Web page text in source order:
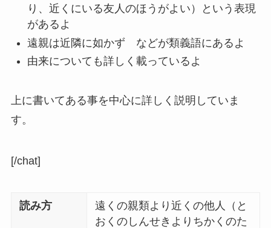
り、近くにいる友人のほうがよい）という表現
があるよ
遠親は近隣に如かず などが類義語にあるよ
由来についても詳しく載っているよ
上に書いてある事を中心に詳しく説明していま
す。
[/chat]
読み方
遠くの親類より近くの他人（と
おくのしんせきよりちかくのた